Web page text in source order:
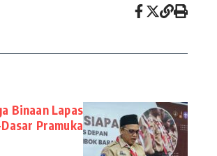
Binaan Lapas
Pramuka